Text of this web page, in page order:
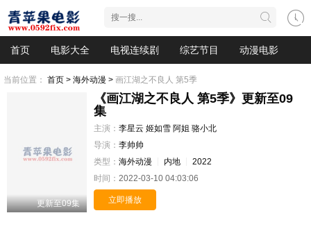
首页 电影大全 电视连续剧 综艺节目 动漫电影
当前位置： 首页 > 海外动漫 > 画江湖之不良人 第5季
更新至09集
《画江湖之不良人 第5季》更新至09
集
主演： 李星云 姬如雪 阿姐 骆小北
导演： 李帅帅
类型： 海外动漫 内地
2022
时间： 2022-03-10 04:03:06
立即播放